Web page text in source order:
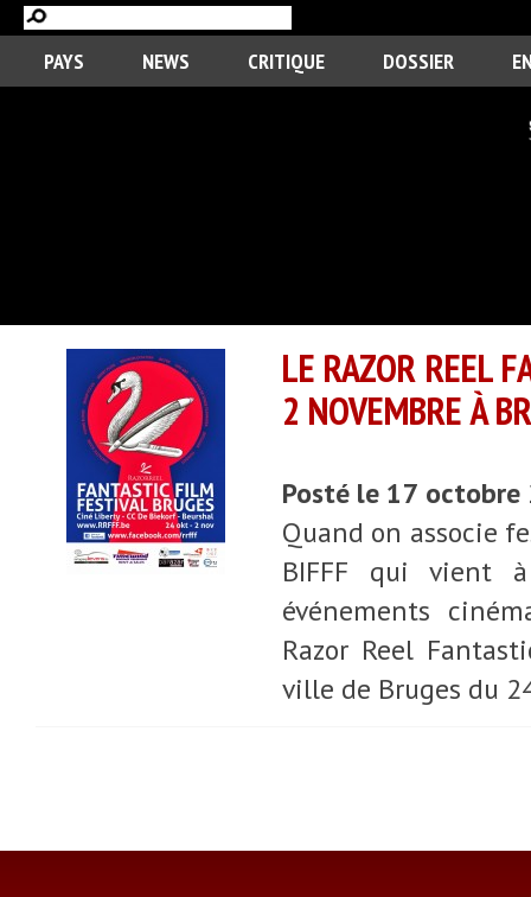
PAYS NEWS CRITIQUE DOSSIER
LE RAZOR REEL
2 NOVEMBRE À
Posté le 17
Quand on associe
BIFFF qui vient
événements
Razor Reel
ville de Bruges du